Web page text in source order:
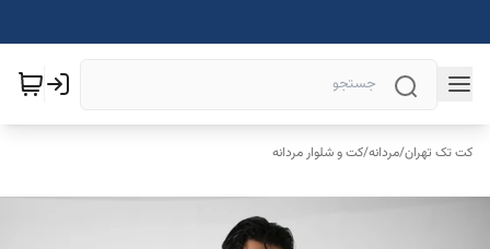
کت تک تهران/مردانه/کت و شلوار مردانه